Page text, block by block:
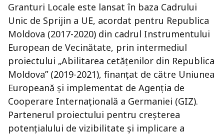
Granturi Locale este lansat în baza Cadrului
Unic de Sprijin a UE, acordat pentru Republica
Moldova (2017-2020) din cadrul Instrumentului
European de Vecinătate, prin intermediul
proiectului „Abilitarea cetățenilor din Republica
Moldova” (2019-2021), finanțat de către Uniunea
Europeană și implementat de Agenția de
Cooperare Internațională a Germaniei (GIZ).
Partenerul proiectului pentru creșterea
potențialului de vizibilitate și implicare a